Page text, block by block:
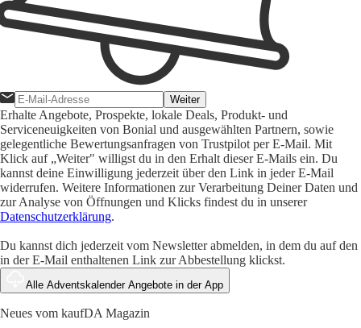
Weiter
Erhalte Angebote, Prospekte, lokale Deals, Produkt- und
Serviceneuigkeiten von Bonial und ausgewählten Partnern, sowie
gelegentliche Bewertungsanfragen von Trustpilot per E-Mail. Mit
Klick auf „Weiter" willigst du in den Erhalt dieser E-Mails ein. Du
kannst deine Einwilligung jederzeit über den Link in jeder E-Mail
widerrufen. Weitere Informationen zur Verarbeitung Deiner Daten und
zur Analyse von Öffnungen und Klicks findest du in unserer
Datenschutzerklärung.
Du kannst dich jederzeit vom Newsletter abmelden, in dem du auf den
in der E-Mail enthaltenen Link zur Abbestellung klickst.
Alle Adventskalender Angebote in der App
Neues vom kaufDA Magazin